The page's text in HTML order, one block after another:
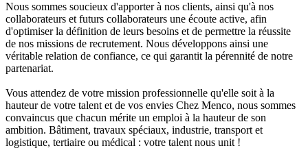
Nous sommes soucieux d'apporter à nos clients, ainsi qu'à nos
collaborateurs et futurs collaborateurs une écoute active, afin
d'optimiser la définition de leurs besoins et de permettre la réussite
de nos missions de recrutement. Nous développons ainsi une
véritable relation de confiance, ce qui garantit la pérennité de notre
partenariat.
Vous attendez de votre mission professionnelle qu'elle soit à la
hauteur de votre talent et de vos envies Chez Menco, nous sommes
convaincus que chacun mérite un emploi à la hauteur de son
ambition. Bâtiment, travaux spéciaux, industrie, transport et
logistique, tertiaire ou médical : votre talent nous unit !